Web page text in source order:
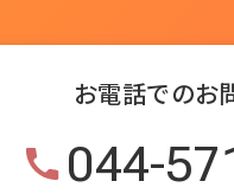
お電話でのお
044-